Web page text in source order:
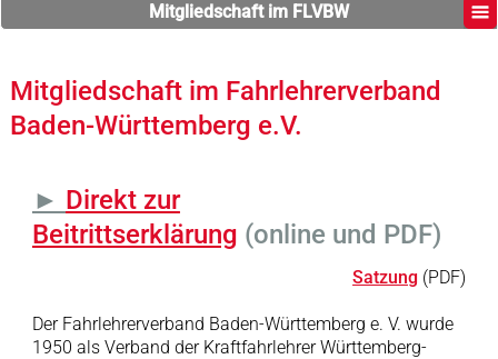
Mitgliedschaft im FLVBW
Mitgliedschaft im Fahrlehrerverband
Baden-Württemberg e.V.
► Direkt zur
Beitrittserklärung (online und PDF)
Satzung (PDF)
Der Fahrlehrerverband Baden-Württemberg e. V. wurde
1950 als Verband der Kraftfahrlehrer Württemberg-